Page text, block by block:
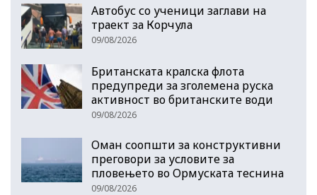
Автобус со ученици заглави на
траект за Корчула
09/08/2026
Британската кралска флота
предупреди за зголемена руска
активност во британските води
09/08/2026
Оман соопшти за конструктивни
преговори за условите за
пловењето во Ормуската теснина
09/08/2026